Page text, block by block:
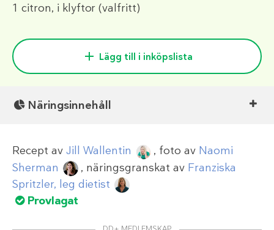
1 citron, i klyftor (valfritt)
Lägg till i inköpslista
Näringsinnehåll
Recept av Jill Wallentin , foto av Naomi
Sherman
, näringsgranskat av Franziska
Spritzler, leg dietist
Provlagat